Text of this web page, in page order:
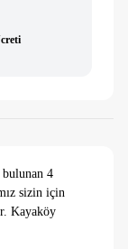
4
sizin için
Kayaköy